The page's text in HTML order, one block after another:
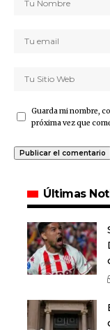
Guarda mi nombre,
próxima vez que
Últimas